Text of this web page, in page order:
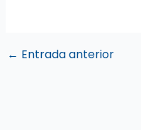
← Entrada anterior